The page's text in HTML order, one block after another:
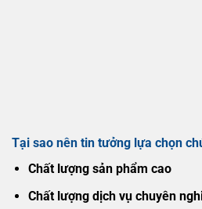
Tại sao nên tin tưởng lựa chọn
Chất lượng sản phẩm cao
Chất lượng dịch vụ chuyên